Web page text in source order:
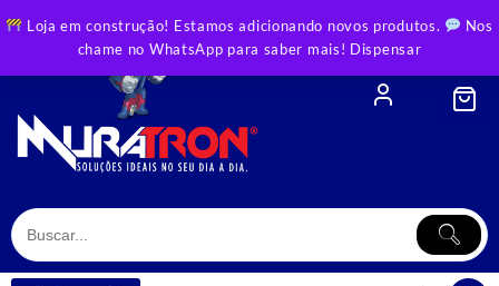
Loja em construção! Estamos adicionando novos produtos.
Nos
chame no WhatsApp para saber mais! Dispensar
to